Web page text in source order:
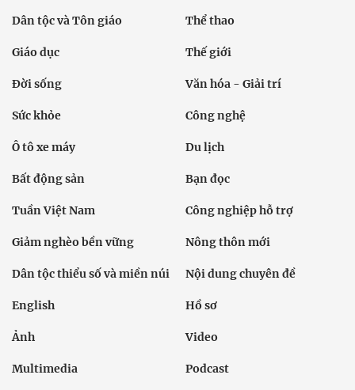
Dân tộc và Tôn giáo Thể thao
Giáo dục Thế giới
Đời sống Văn hóa - Giải trí
Sức khỏe Công nghệ
Ô tô xe máy Du lịch
Bất động sản Bạn đọc
Tuần Việt Nam Công nghiệp hỗ trợ
Giảm nghèo bền vững Nông thôn mới
Dân tộc thiểu số và miền núi Nội dung chuyên đề
English Hồ sơ
Ảnh Video
Multimedia Podcast